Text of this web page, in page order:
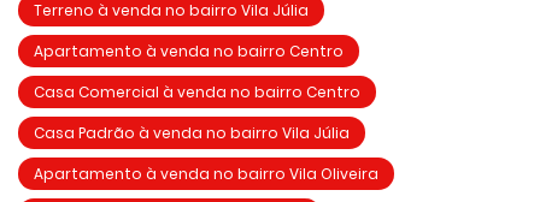
Terreno à venda no bairro Vila Júlia
Apartamento à venda no bairro Centro
Casa Comercial à venda no bairro Centro
Casa Padrão à venda no bairro Vila Júlia
Apartamento à venda no bairro Vila Oliveira